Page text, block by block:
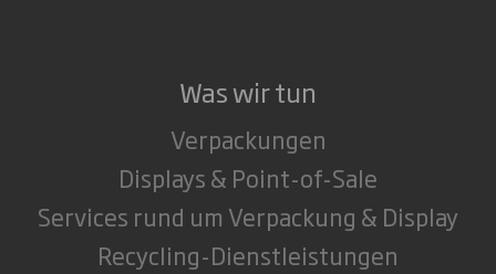
Was wir tun
Verpackungen
Displays & Point-of-Sale
Services rund um Verpackung & Display
Recycling-Dienstleistungen